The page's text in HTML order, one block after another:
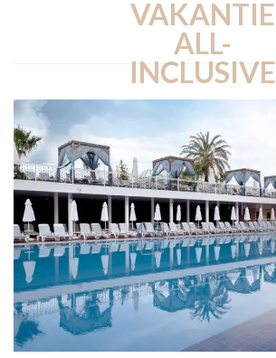
VAKANTIE
ALL-
INCLUSIVE